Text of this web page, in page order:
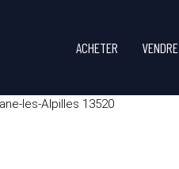
ACHETER VENDRE